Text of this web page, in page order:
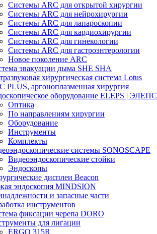
Системы ARC для открытой хирургии
Системы ARC для нейрохирургии
Системы ARC для лапароскопии
Системы ARC для кардиохирургии
Системы ARC для гинекологии
Системы ARC для гастроэнтерологии
Новое поколение ARC
эвакуации дыма SHE SHA
хирургическая система Lotus
PLUS, аргоноплазменная хирургия
оборудование ELEPS | ЭЛЕПС
Оптика
По направлениям хирургии
Оборудование
Инструменты
Комплекты
системы SONOSCAPE
Видеоэндоскопические стойки
Эндоскопы
дисплеи Beacon
эндоскопия MINDSION
и запасные части
инструментов
фиксации черепа DORO
для лигации
ERGO 315R